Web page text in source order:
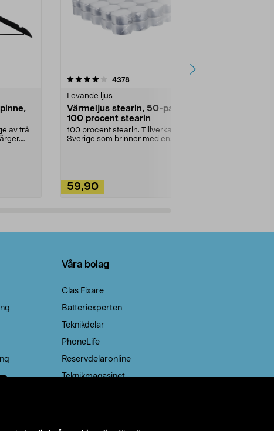
av trä
4378recensioner
Levande ljus
Värmeljus stearin, 50-pack,
100 procent stearin
100 procent stearin. Tillverkade i
Sverige som brinner med en
59,90
4.5av 5 stjärnor
Våra bolag
Clas Fixare
Batteriexperten
Teknikdelar
PhoneLife
Reservdelaronline
Teknikmagasinet